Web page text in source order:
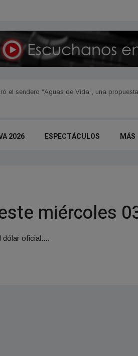
el sendero “Aguas de Vida”, una
2026 ESPECTÁCULOS MÁS
miércoles
dólar oficial....